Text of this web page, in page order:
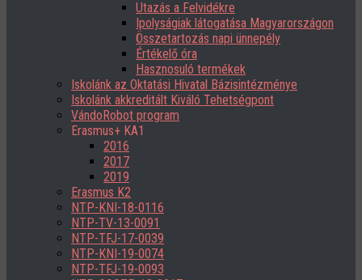
Utazás a Felvidékre
Ipolyságiak látogatása Magyarországon
Összetartozás napi ünnepély
Értékelő óra
Hasznosuló termékek
Iskolánk az Oktatási Hivatal Bázisintézménye
Iskolánk akkreditált Kiváló Tehetségpont
VándoRobot program
Erasmus+ KA1
2016
2017
2019
Erasmus K2
NTP-KNI-18-0116
NTP-TV-13-0091
NTP-TFJ-17-0039
NTP-KNI-19-0074
NTP-TFJ-19-0093